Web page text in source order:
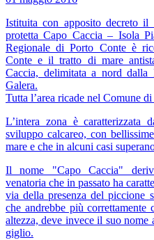
Istituita con apposito decreto il
protetta Capo Caccia – Isola
Regionale di Porto Conte è
Conte e il tratto di mare
Caccia, delimitata a nord dalla
Galera.
Tutta l’area ricade nel Comune
L’intera zona è caratterizzata
sviluppo calcareo, con
mare e che in alcuni casi
Il nome "Capo Caccia"
venatoria che in passato ha
via della presenza del piccione
che andrebbe più correttamente
altezza, deve invece il suo nome
giglio.